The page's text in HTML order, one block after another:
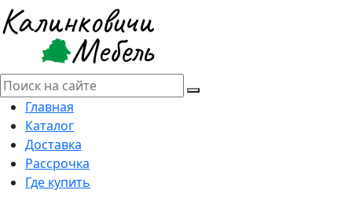
Главная
Каталог
Доставка
Рассрочка
Где купить